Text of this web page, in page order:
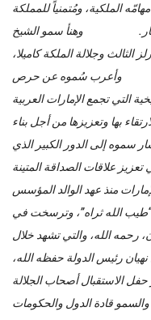
الملكية، ومُتمنياً للمملكة
وهنأ سمو الشيخ
الثالث وجلالة الملكة كاميلا،
وأعرب سُموه عن حرص
التي تجمع الإمارات العربية
بها وتعزيزها من أجل بناء
إلى الدور الكبير الذي
تعزيز علاقات الصداقة المتينة
منذ عهد الوالد المؤسس
“طيب الله ثراه”، وترسخت في
رحمه الله، والتي تشهد خلال
رئيس الدولة حفظه الله،
أصحاب الجلالة